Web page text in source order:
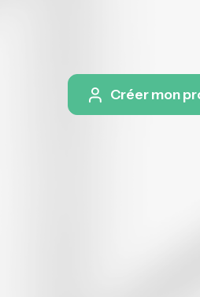
Créer mon